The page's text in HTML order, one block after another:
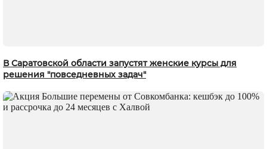
В Саратовской области запустят женские курсы для
решения "повседневных задач"